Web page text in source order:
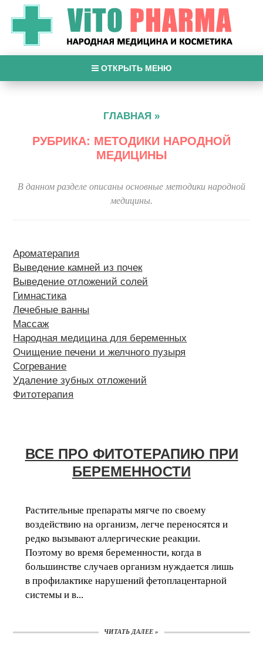
ОТКРЫТЬ МЕНЮ
ГЛАВНАЯ »
РУБРИКА: МЕТОДИКИ НАРОДНОЙ
МЕДИЦИНЫ
В данном разделе описаны основные методики народной
медицины.
Ароматерапия
Выведение камней из почек
Выведение отложений солей
Гимнастика
Лечебные ванны
Массаж
Народная медицина для беременных
Очищение печени и желчного пузыря
Согревание
Удаление зубных отложений
Фитотерапия
ВСЕ ПРО ФИТОТЕРАПИЮ ПРИ
БЕРЕМЕННОСТИ
Растительные препараты мягче по своему
воздействию на организм, легче переносятся и
редко вызывают аллергические реакции.
Поэтому во время беременности, когда в
большинстве случаев организм нуждается лишь
в профилактике нарушений фетоплацентарной
системы и в...
ЧИТАТЬ ДАЛЕЕ »